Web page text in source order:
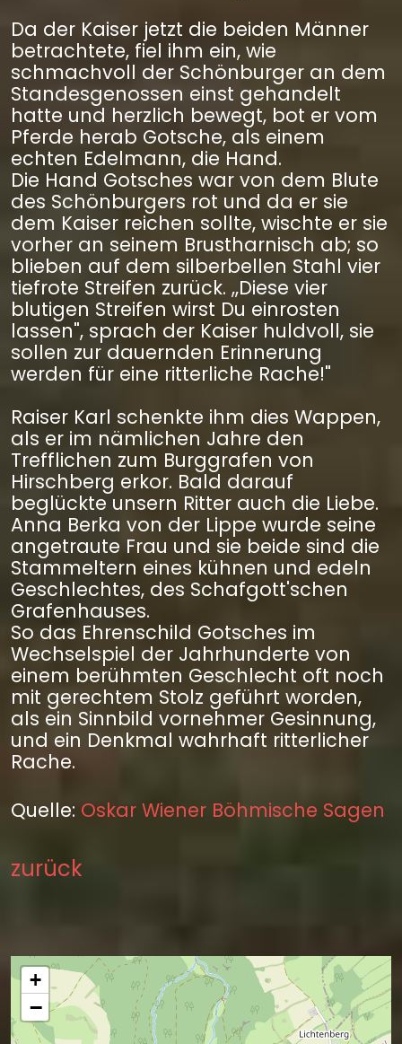
Da der Kaiser jetzt die beiden Männer
betrachtete, fiel ihm ein, wie
schmachvoll der Schönburger an dem
Standesgenossen einst gehandelt
hatte und herzlich bewegt, bot er vom
Pferde herab Gotsche, als einem
echten Edelmann, die Hand.
Die Hand Gotsches war von dem Blute
des Schönburgers rot und da er sie
dem Kaiser reichen sollte, wischte er sie
vorher an seinem Brustharnisch ab; so
blieben auf dem silberbellen Stahl vier
tiefrote Streifen zurück. ,,Diese vier
blutigen Streifen wirst Du einrosten
lassen", sprach der Kaiser huldvoll, sie
sollen zur dauernden Erinnerung
werden für eine ritterliche Rache!"
Raiser Karl schenkte ihm dies Wappen,
als er im nämlichen Jahre den
Trefflichen zum Burggrafen von
Hirschberg erkor. Bald darauf
beglückte unsern Ritter auch die Liebe.
Anna Berka von der Lippe wurde seine
angetraute Frau und sie beide sind die
Stammeltern eines kühnen und edeln
Geschlechtes, des Schafgott'schen
Grafenhauses.
So das Ehrenschild Gotsches im
Wechselspiel der Jahrhunderte von
einem berühmten Geschlecht oft noch
mit gerechtem Stolz geführt worden,
als ein Sinnbild vornehmer Gesinnung,
und ein Denkmal wahrhaft ritterlicher
Rache.
Quelle: Oskar Wiener Böhmische Sagen
zurück
+
−